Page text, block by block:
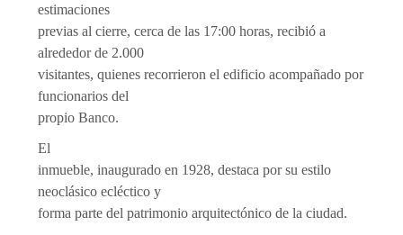
estimaciones
previas al cierre, cerca de las 17:00 horas, recibió a
alrededor de 2.000
visitantes, quienes recorrieron el edificio acompañado por
funcionarios del
propio Banco.
El
inmueble, inaugurado en 1928, destaca por su estilo
neoclásico ecléctico y
forma parte del patrimonio arquitectónico de la ciudad.